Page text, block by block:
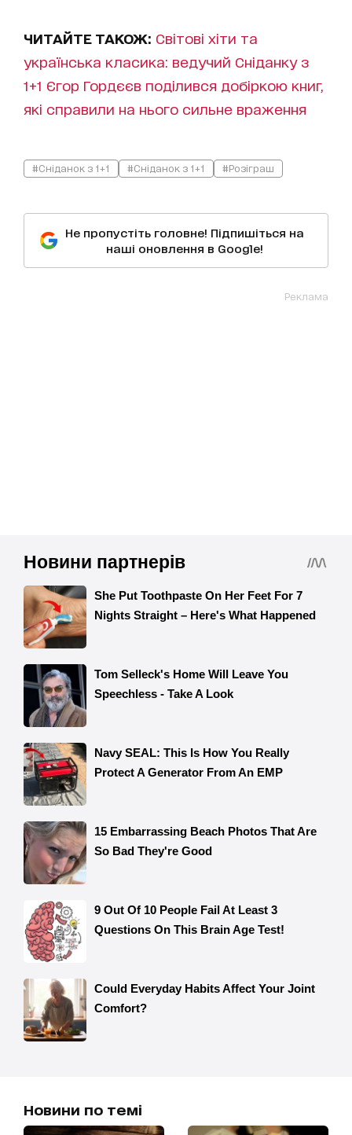
ЧИТАЙТЕ ТАКОЖ: Світові хіти та
українська класика: ведучий Сніданку з
1+1 Єгор Гордєєв поділився добіркою книг,
які справили на нього сильне враження
#Сніданок з 1+1 #Сніданок з 1+1 #Розіграш
Не пропустіть головне! Підпишіться на
наші оновлення в Google!
Реклама
Новини по темі